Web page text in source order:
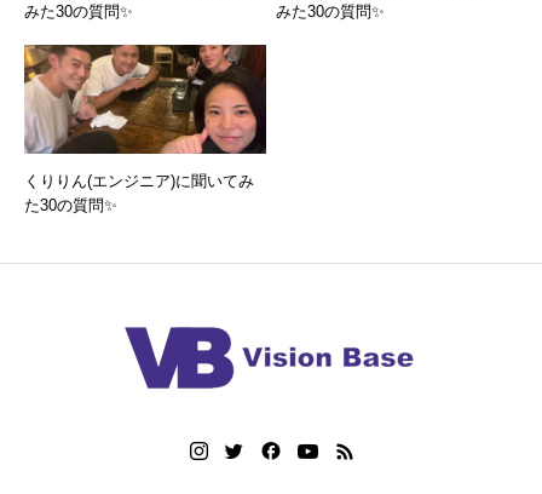
みた30の質問✨
みた30の質問✨
くりりん(エンジニア)に聞いてみ
た30の質問✨